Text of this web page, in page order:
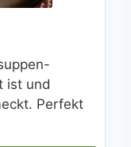
ist und
Perfekt